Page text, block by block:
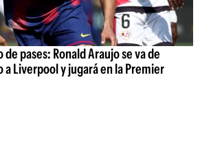
pases: Ronald Araujo se va de
a Liverpool y jugará en la Premier